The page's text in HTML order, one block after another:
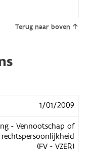
Terug naar boven
1/01/2009
- Vennootschap of
(FV - VZER)